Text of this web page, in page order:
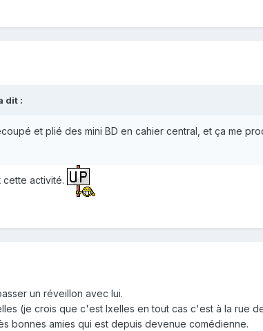
dit :
et plié des mini BD en cahier central, et ça me
activité.
un réveillon avec lui.
(je crois que c'est Ixelles en tout cas c'est à la rue
bonnes amies qui est depuis devenue comédienne.